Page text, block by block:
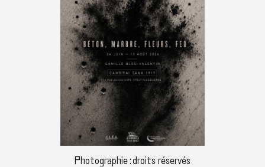
Photographie : droits réservés